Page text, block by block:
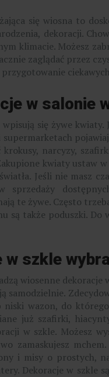
się wiosna to
dekoracji.
klimacie. Możesz
zaglądać przez
przygotowanie
w salonie
się żywe
narcyzy,
kwiaty ustaw
Jeśli nie masz
sprzedaży
te żywe. Często
są także poduszki. Do
w szkle
wiosenne dekoracje
wazon, do
już szafirki,
w szkle. Możesz
zamaskujesz
i misy o prostych,
Dekoracje w szkle